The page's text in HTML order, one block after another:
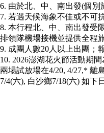
6. 由於北、中、南出發(個
7. 若遇天候海象不佳或不可
8. 本行程北、中、南出發受
排領隊機場接機並提供全程
9. 成團人數20人以上出團；
10. 2026澎湖花火節活動期
兩場試放場在4/20, 4/27,* 離
7/4(六), 白沙鄉7/18(六) 如下